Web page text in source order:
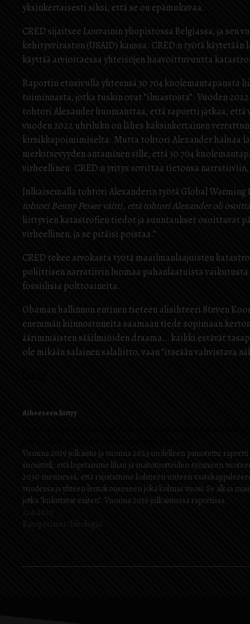
yksinkertaisesti siksi, että se on epämukavaa.
CRED sijaitsee Louvainin yliopistossa Belgiassa, ja
kehitysviraston (USAID) kanssa. CRED:n työtä
käyttää arvioitaessa yhteisöjen haavoittuvuutta
Raportin etusivulla yhteensä 30 704 kuolemantapausta
toiminnasta, jotka tuskin ovat ”ilmastosta”. Vuoden
tohtori Alexander huomauttaa, että raportti jatkaa, että
vuoden 2022 uhriluku on lähes kaksinkertainen
kirsikkapoimimiselta. Mutta tohtori Alexander haluaa
merkitsevyyden antaminen sille, että 30 704
virheellinen. CRED:n yritys sovittaa tietonsa
Julkaisemalla tohtori Alexanderin työtä Global Warming
tohtori Benny Peiser väitti, että tohtori Alexander oli
liittyvien katastrofien tiedot ja suuntaukset osoittavat
virheellinen, ja se pitäisi poistaa.”
CRED tekee arvokasta työtä maailmanlaajuisten
poliittisen narratiivin luomaa pahanlaatuista
fossiilisia polttoaineita.
Obaman hallinnon entinen tieteen alisihteeri Steven
enemmän kiinnostuneita saamaan tiede sopimaan
äärimmäisten sääilmiöiden draama… kaikki estävät
ole mikään salainen salaliitto, vaan ”itseään vahvistava
Aiheeseen liittyy
Vuonna 2019 julkaistu ja vuonna 2023 uudelleen painotettu raportti
suositteli, että lopetamme lihan ja maitotuotteiden syömisen
2030 mennessä, että rajoitamme kolmeen uuteen
vuodessa ja yhteen lentokoneeseen joka kolmas vuosi. Se alkaa
jotka "kuluttavat eniten". Vuonna 2019 julkaistussa raportissa
"Kaupunkien kulutuksen tulevaisuus 1,5°C:ssa maailmassa" asetetaan
kaupungeille tavoitteet kasvihuonekaasupäästöjen vähentämiseksi…
21.6.2023
Kategoriassa "Ideologia"